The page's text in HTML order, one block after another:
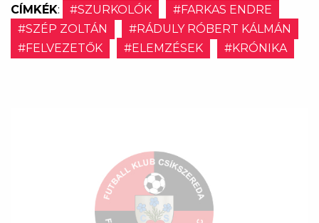
CÍMKÉK: #SZURKOLÓK
#FARKAS ENDRE
#SZÉP ZOLTÁN
#RÁDULY RÓBERT KÁLMÁN
#FELVEZETŐK
#ELEMZÉSEK #KRÓNIKA